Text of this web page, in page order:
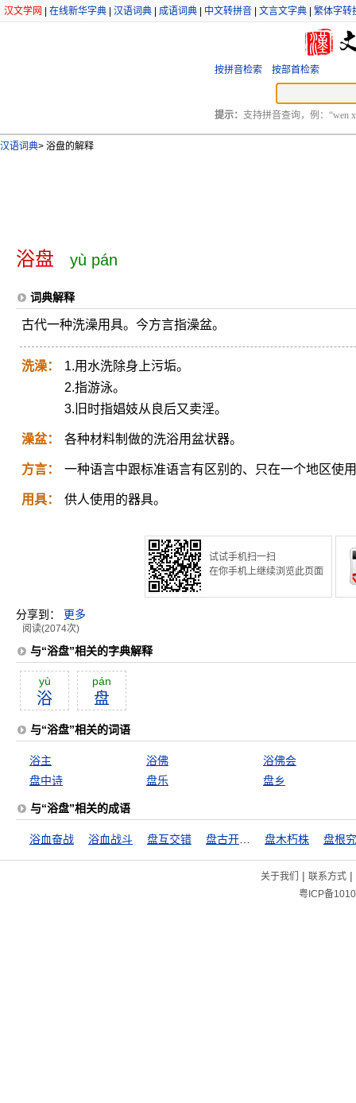
汉文学网 在线新华字典 汉语词典 成语词典 中文转拼音 文言文字典 繁体字转
按拼音检索 按部首检索
提示： 支持拼音查询，例：“wen
汉语词典> 浴盘的解释
浴盘 yù pán
词典解释
古代一种洗澡用具。今方言指澡盆。
洗澡：
1.用水洗除身上污垢。
2.指游泳。
3.旧时指娼妓从良后又卖淫。
澡盆： 各种材料制做的洗浴用盆状器。
方言： 一种语言中跟标准语言有区别的、只在一个地区使
用具： 供人使用的器具。
试试手机扫一扫
在你手机上继续浏览此页面
分享到： 更多
阅读(2074次)
与“浴盘”相关的字典解释
yù
浴
pán
盘
与“浴盘”相关的词语
浴主 浴佛
浴佛会
盘中诗
盘乐 盘乡
与“浴盘”相关的成语
浴血奋战 浴血战斗 盘互交错 盘木朽株 盘根
关于我们 | 联系方式|
粤ICP备